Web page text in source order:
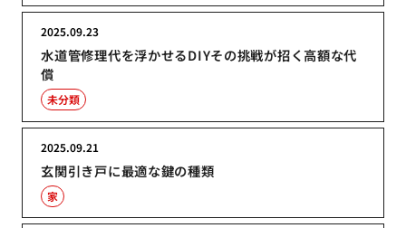
水道管修理代を浮かせるDIYその挑戦が招く高額な代
償
2025.09.23
未分類
玄関引き戸に最適な鍵の種類
2025.09.21
家